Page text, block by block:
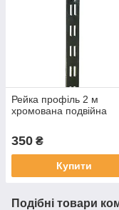
Рейка профіль 2 м
хромована подвійна
350 ₴
Купити
Подібні товари